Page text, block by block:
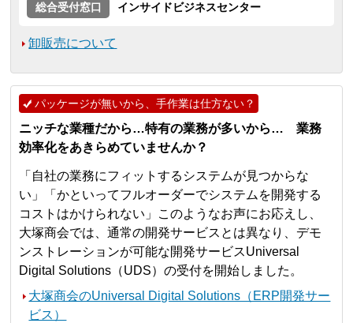
総合受付窓口
インサイドビジネスセンター
卸販売について
パッケージが無いから、手作業は仕方ない？
ニッチな業種だから…特有の業務が多いから… 業務
効率化をあきらめていませんか？
「自社の業務にフィットするシステムが見つからな
い」「かといってフルオーダーでシステムを開発する
コストはかけられない」このようなお声にお応えし、
大塚商会では、通常の開発サービスとは異なり、デモ
ンストレーションが可能な開発サービスUniversal
Digital Solutions（UDS）の受付を開始しました。
大塚商会のUniversal Digital Solutions（ERP開発サー
ビス）